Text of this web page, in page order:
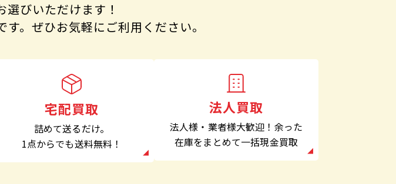
びいただけます！
。 ぜひお気軽にご利用ください。
宅配買取
詰めて送るだけ。
1点からでも送料無料！
法人買取
法人様・業者様大歓迎！余った
在庫をまとめて一括現金買取